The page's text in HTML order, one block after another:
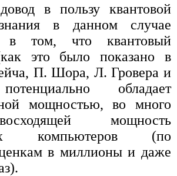
в пользу квантовой
в данном случае
в том, что квантовый
это было показано в
П. Шора, Л. Гровера и
обладает
мощностью, во много
мощность
компьютеров (по
в миллионы и даже